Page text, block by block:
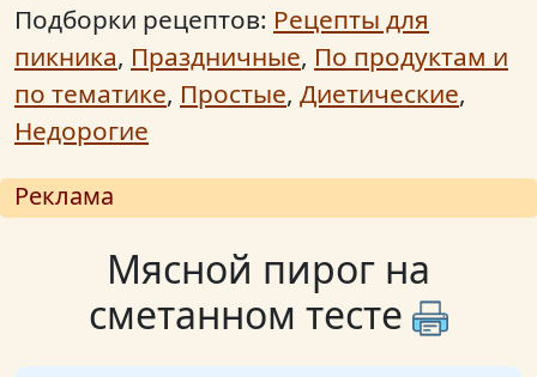
Подборки рецептов: Рецепты для
пикника, Праздничные, По продуктам и
по тематике, Простые, Диетические,
Недорогие
Реклама
Мясной пирог на
сметанном тесте